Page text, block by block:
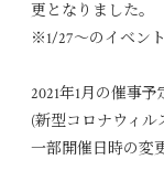
更となりました。
※1/27～のイベン
2021年1月の催事予
(新型コロナウィル
一部開催日時の変